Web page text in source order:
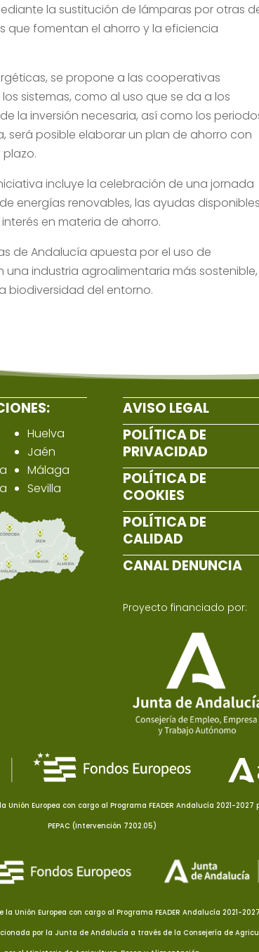
la sustitución de lámparas por otras
que fomentan el ahorro y la eficiencia
se propone a las cooperativas
sistemas, como al uso que se da a los
la inversión necesaria, así como los
será posible elaborar un plan de ahorro con
incluye la celebración de una jornada
energías renovables, las ayudas disponibles
en materia de ahorro.
de Andalucía apuesta por el uso de
industria agroalimentaria más sostenible,
biodiversidad del entorno.
Huelva
Jaén
Málaga
Sevilla
AVISO LEGAL
POLÍTICA DE
PRIVACIDAD
POLÍTICA DE
COOKIES
POLÍTICA DE
CALIDAD
CANAL DENUNCIA
Proyecto financiado por:
Europea con cargo al Programa FEADER Andalucía 2021-
PEPAC (Intervención 7202.05)
Europea con cargo al Programa FEADER Andalucía 2021-
por la Junta de Andalucía a través de la Consejería de